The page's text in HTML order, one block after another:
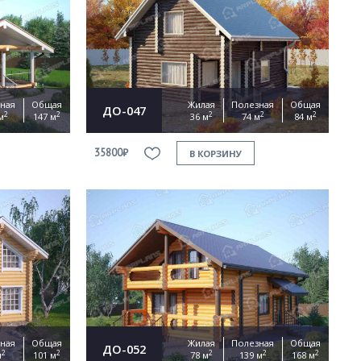
2
Общая
147 м2 ДО-047
Жилая
36 м2
Полезная
74 м2
Общая
84 м2
35800₽ В КОРЗИНУ
2
Общая
101 м2 ДО-052
Жилая
78 м2
Полезная
139 м2
Общая
168 м2